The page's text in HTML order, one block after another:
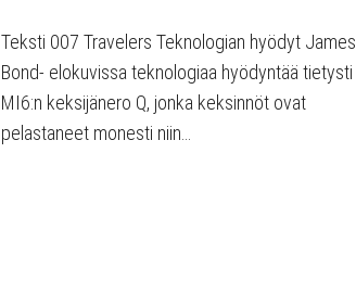
Teksti 007 Travelers Teknologian hyödyt James
Bond- elokuvissa teknologiaa hyödyntää tietysti
MI6:n keksijänero Q, jonka keksinnöt ovat
pelastaneet monesti niin…